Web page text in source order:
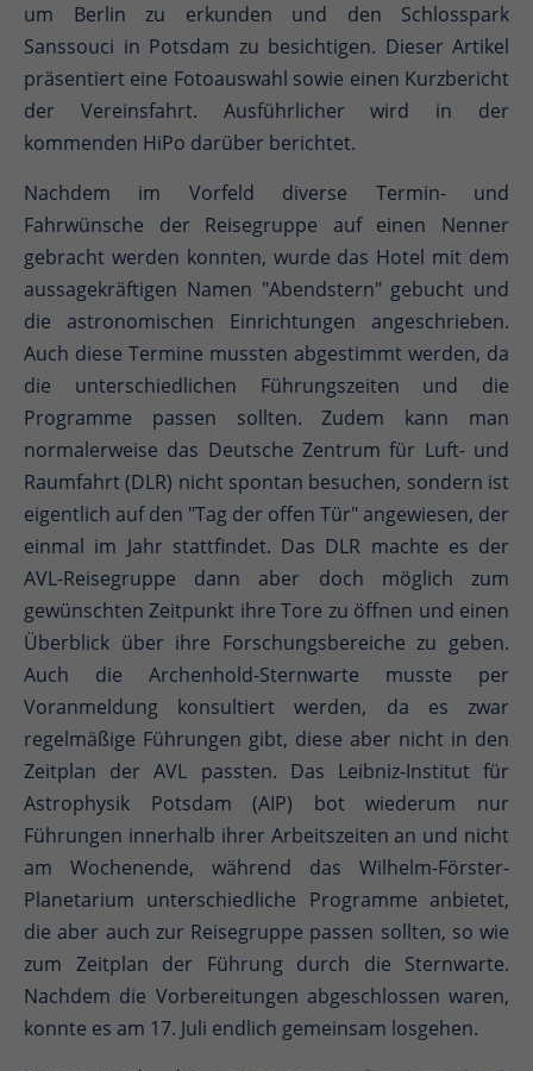
um Berlin zu erkunden und den Schlosspark
Sanssouci in Potsdam zu besichtigen. Dieser Artikel
präsentiert eine Fotoauswahl sowie einen Kurzbericht
der Vereinsfahrt. Ausführlicher wird in der
kommenden HiPo darüber berichtet.
Nachdem im Vorfeld diverse Termin- und
Fahrwünsche der Reisegruppe auf einen Nenner
gebracht werden konnten, wurde das Hotel mit dem
aussagekräftigen Namen "Abendstern" gebucht und
die astronomischen Einrichtungen angeschrieben.
Auch diese Termine mussten abgestimmt werden, da
die unterschiedlichen Führungszeiten und die
Programme passen sollten. Zudem kann man
normalerweise das Deutsche Zentrum für Luft- und
Raumfahrt (DLR) nicht spontan besuchen, sondern ist
eigentlich auf den "Tag der offen Tür" angewiesen, der
einmal im Jahr stattfindet. Das DLR machte es der
AVL-Reisegruppe dann aber doch möglich zum
gewünschten Zeitpunkt ihre Tore zu öffnen und einen
Überblick über ihre Forschungsbereiche zu geben.
Auch die Archenhold-Sternwarte musste per
Voranmeldung konsultiert werden, da es zwar
regelmäßige Führungen gibt, diese aber nicht in den
Zeitplan der AVL passten. Das Leibniz-Institut für
Astrophysik Potsdam (AIP) bot wiederum nur
Führungen innerhalb ihrer Arbeitszeiten an und nicht
am Wochenende, während das Wilhelm-Förster-
Planetarium unterschiedliche Programme anbietet,
die aber auch zur Reisegruppe passen sollten, so wie
zum Zeitplan der Führung durch die Sternwarte.
Nachdem die Vorbereitungen abgeschlossen waren,
konnte es am 17. Juli endlich gemeinsam losgehen.